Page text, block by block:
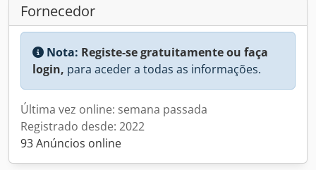
Fornecedor
Nota: Registe-se gratuitamente ou faça
login, para aceder a todas as informações.
Última vez online: semana passada
Registrado desde: 2022
93 Anúncios online